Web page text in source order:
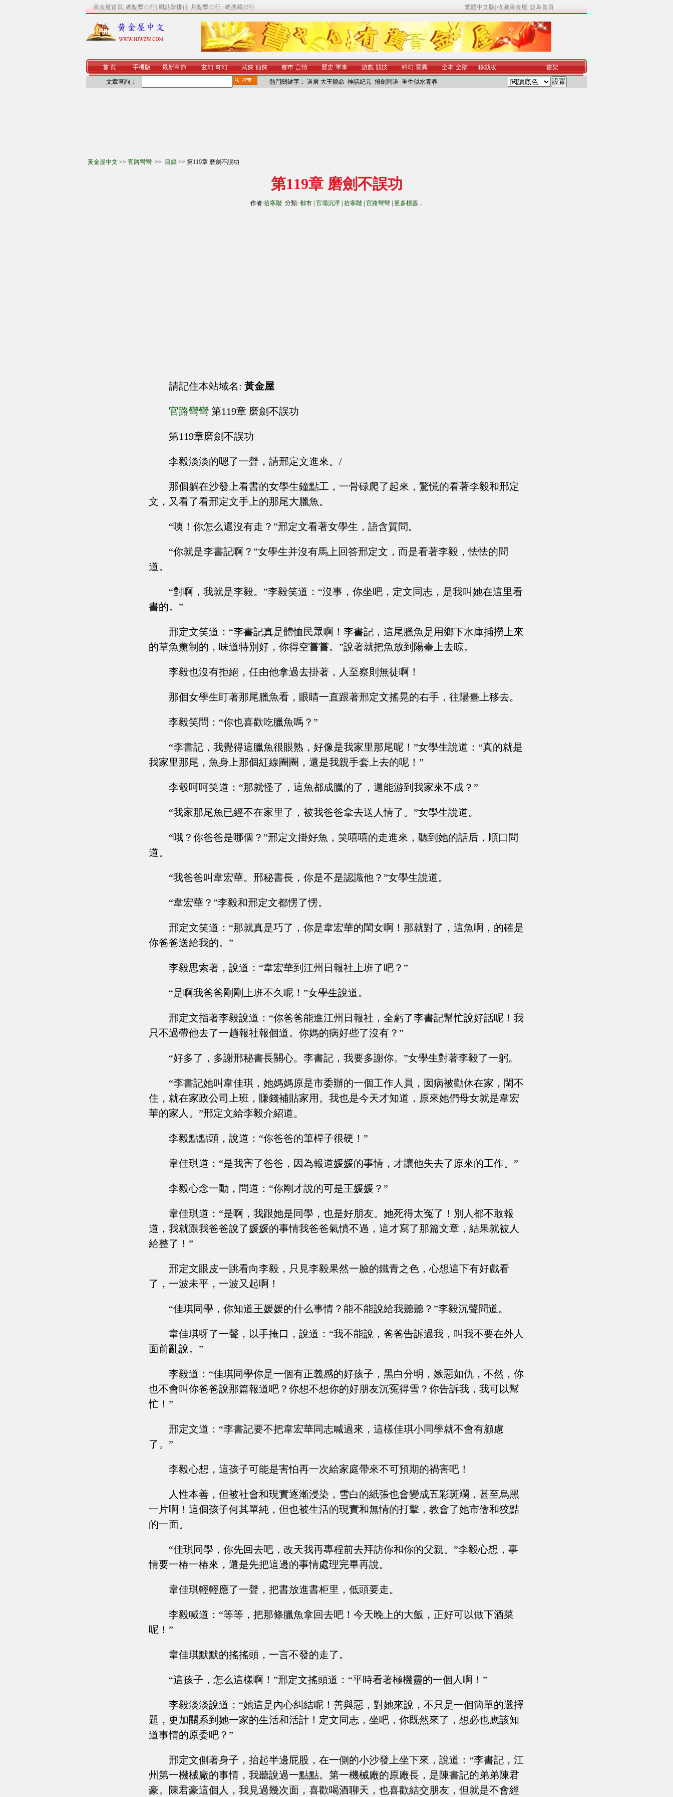
黃金屋首頁 總點擊排行 周點擊排行 月點擊排行 總搜藏排行 繁體中文版 收藏黃金屋 設為首頁
首 頁 手機版 最新章節 玄幻·奇幻 武俠·仙俠 都市·言情 歷史·軍事 游戲·競技 科幻·靈異 全本·全部 移動版 書架
文章查詢： 熱門關鍵字： 道君 大王饒命 神話紀元 飛劍問道 重生似水青春
黃金屋中文 >> 官路彎彎 >> 目錄 >> 第119章 磨劍不誤功
第119章 磨劍不誤功
作者:拾寒階 分類: 都市 官場沉浮 拾寒階 官路彎彎 更多標簽...
請記住本站域名: 黃金屋
官路彎彎 第119章 磨劍不誤功
第119章磨劍不誤功
李毅淡淡的嗯了一聲，請邢定文進來。/
那個躺在沙發上看書的女學生鐘點工，一骨碌爬了起來，驚慌的看著李毅和邢定
文，又看了看邢定文手上的那尾大臘魚。
“咦！你怎么還沒有走？”邢定文看著女學生，語含質問。
“你就是李書記啊？”女學生并沒有馬上回答邢定文，而是看著李毅，怯怯的問
道。
“對啊，我就是李毅。”李毅笑道：“沒事，你坐吧，定文同志，是我叫她在這里看
書的。”
邢定文笑道：“李書記真是體恤民眾啊！李書記，這尾臘魚是用鄉下水庫捕撈上來
的草魚薰制的，味道特別好，你得空嘗嘗。”說著就把魚放到陽臺上去晾。
李毅也沒有拒絕，任由他拿過去掛著，人至察則無徒啊！
那個女學生盯著那尾臘魚看，眼睛一直跟著邢定文搖晃的右手，往陽臺上移去。
李毅笑問：“你也喜歡吃臘魚嗎？”
“李書記，我覺得這臘魚很眼熟，好像是我家里那尾呢！”女學生說道：“真的就是
我家里那尾，魚身上那個紅線圈圈，還是我親手套上去的呢！”
李彀呵呵笑道：“那就怪了，這魚都成臘的了，還能游到我家來不成？”
“我家那尾魚已經不在家里了，被我爸爸拿去送人情了。”女學生說道。
“哦？你爸爸是哪個？”邢定文掛好魚，笑嘻嘻的走進來，聽到她的話后，順口問
道。
“我爸爸叫韋宏華。邢秘書長，你是不是認識他？”女學生說道。
“韋宏華？”李毅和邢定文都愣了愣。
邢定文笑道：“那就真是巧了，你是韋宏華的閨女啊！那就對了，這魚啊，的確是
你爸爸送給我的。”
李毅思索著，說道：“韋宏華到江州日報社上班了吧？”
“是啊我爸爸剛剛上班不久呢！”女學生說道。
邢定文指著李毅說道：“你爸爸能進江州日報社，全虧了李書記幫忙說好話呢！我
只不過帶他去了一趟報社報個道。你媽的病好些了沒有？”
“好多了，多謝邢秘書長關心。李書記，我要多謝你。”女學生對著李毅了一躬。
“李書記她叫韋佳琪，她媽媽原是市委辦的一個工作人員，囡病被勸休在家，閑不
住，就在家政公司上班，賺錢補貼家用。我也是今天才知道，原來她們母女就是韋宏
華的家人。”邢定文給李毅介紹道。
李毅點點頭，說道：“你爸爸的筆桿子很硬！”
韋佳琪道：“是我害了爸爸，因為報道媛媛的事情，才讓他失去了原來的工作。”
李毅心念一動，問道：“你剛才說的可是王媛媛？”
韋佳琪道：“是啊，我跟她是同學，也是好朋友。她死得太冤了！別人都不敢報
道，我就跟我爸爸說了媛媛的事情我爸爸氣憤不過，這才寫了那篇文章，結果就被人
給整了！”
邢定文眼皮一跳看向李毅，只見李毅果然一臉的鐵青之色，心想這下有好戲看
了，一波未平，一波又起啊！
“佳琪同學，你知道王媛媛的什么事情？能不能說給我聽聽？”李毅沉聲問道。
韋佳琪呀了一聲，以手掩口，說道：“我不能說，爸爸告訴過我，叫我不要在外人
面前亂說。”
李毅道：“佳琪同學你是一個有正義感的好孩子，黑白分明，嫉惡如仇，不然，你
也不會叫你爸爸說那篇報道吧？你想不想你的好朋友沉冤得雪？你告訴我，我可以幫
忙！”
邢定文道：“李書記要不把韋宏華同志喊過來，這樣佳琪小同學就不會有顧慮
了。”
李毅心想，這孩子可能是害怕再一次給家庭帶來不可預期的禍害吧！
人性本善，但被社會和現實逐漸浸染，雪白的紙張也會變成五彩斑斕，甚至烏黑
一片啊！這個孩子何其單純，但也被生活的現實和無情的打擊，教會了她市儈和狡黠
的一面。
“佳琪同學，你先回去吧，改天我再專程前去拜訪你和你的父親。”李毅心想，事
情要一樁一樁來，還是先把這邊的事情處理完畢再說。
韋佳琪輕輕應了一聲，把書放進書柜里，低頭要走。
李毅喊道：“等等，把那條臘魚拿回去吧！今天晚上的大飯，正好可以做下酒菜
呢！”
韋佳琪默默的搖搖頭，一言不發的走了。
“這孩子，怎么這樣啊！”邢定文搖頭道：“平時看著極機靈的一個人啊！”
李毅淡淡說道：“她這是內心糾結呢！善與惡，對她來說，不只是一個簡單的選擇
題，更加關系到她一家的生活和活計！定文同志，坐吧，你既然來了，想必也應該知
道事情的原委吧？”
邢定文側著身子，抬起半邊屁股，在一側的小沙發上坐下來，說道：“李書記，江
州第一機械廠的事情，我聽說過一點點。第一機械廠的原廠長，是陳書記的弟弟陳君
豪。陳君豪這個人，我見過幾次面，喜歡喝酒聊天，也喜歡結交朋友，但就是不會經